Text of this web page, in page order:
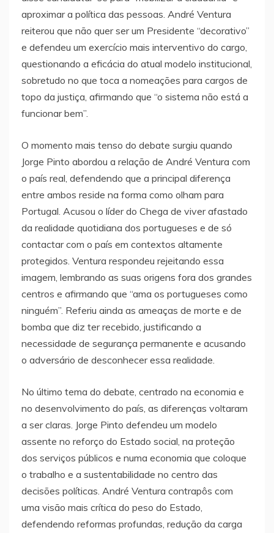
aproximar a política das pessoas. André Ventura
reiterou que não quer ser um Presidente “decorativo”
e defendeu um exercício mais interventivo do cargo,
questionando a eficácia do atual modelo institucional,
sobretudo no que toca a nomeações para cargos de
topo da justiça, afirmando que “o sistema não está a
funcionar bem”.
O momento mais tenso do debate surgiu quando
Jorge Pinto abordou a relação de André Ventura com
o país real, defendendo que a principal diferença
entre ambos reside na forma como olham para
Portugal. Acusou o líder do Chega de viver afastado
da realidade quotidiana dos portugueses e de só
contactar com o país em contextos altamente
protegidos. Ventura respondeu rejeitando essa
imagem, lembrando as suas origens fora dos grandes
centros e afirmando que “ama os portugueses como
ninguém”. Referiu ainda as ameaças de morte e de
bomba que diz ter recebido, justificando a
necessidade de segurança permanente e acusando
o adversário de desconhecer essa realidade.
No último tema do debate, centrado na economia e
no desenvolvimento do país, as diferenças voltaram
a ser claras. Jorge Pinto defendeu um modelo
assente no reforço do Estado social, na proteção
dos serviços públicos e numa economia que coloque
o trabalho e a sustentabilidade no centro das
decisões políticas. André Ventura contrapôs com
uma visão mais crítica do peso do Estado,
defendendo reformas profundas, redução da carga